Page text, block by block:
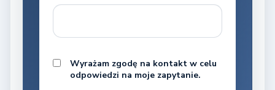
Wyrażam zgodę na kontakt w celu
odpowiedzi na moje zapytanie.